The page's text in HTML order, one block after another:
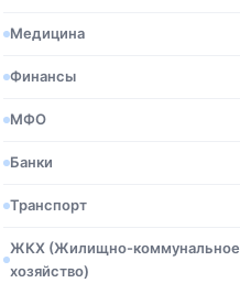
Медицина
Финансы
МФО
Банки
Транспорт
ЖКХ (Жилищно-коммунальное
хозяйство)